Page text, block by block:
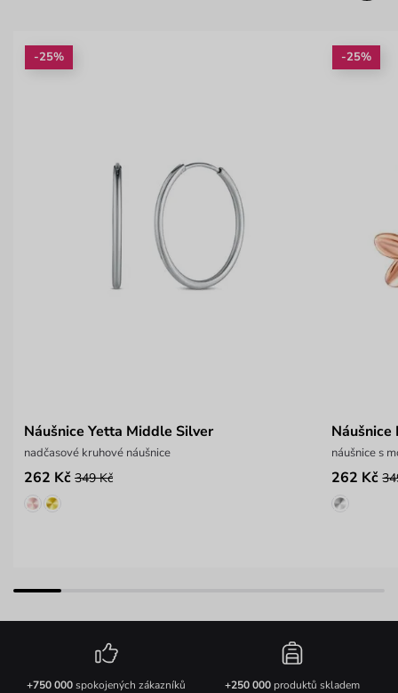
-25%
Náušnice Yetta Middle Silver
nadčasové kruhové náušnice
262 Kč 349 Kč
-25%
Náušnice
náušnice s
262 Kč
+750 000spokojených zákazníků +250 000produktů skladem